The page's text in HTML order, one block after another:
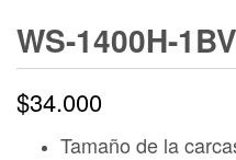
WS-1400H-
$34.000
Tamaño de la